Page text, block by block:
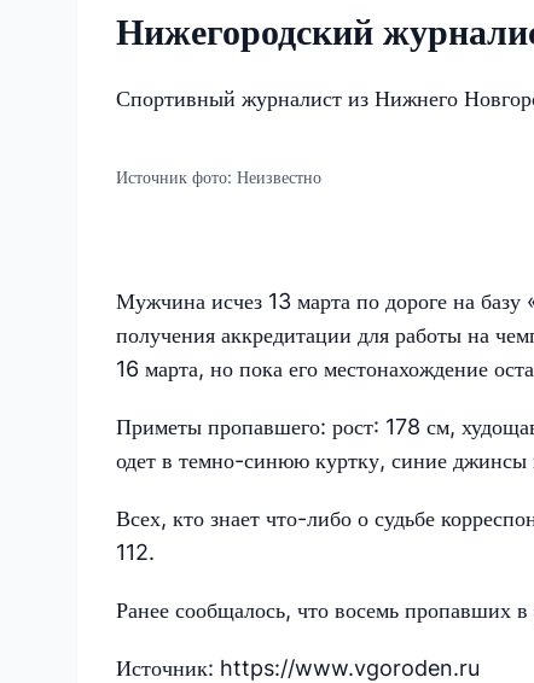
Нижегородский
Спортивный журналист из Нижнего
Источник фото: Неизвестно
Мужчина исчез 13 марта по дороге на
получения аккредитации для работы на
16 марта, но пока его местонахождение
Приметы пропавшего: рост: 178 см,
одет в темно-синюю куртку, синие джинсы
Всех, кто знает что-либо о судьбе
112.
Ранее сообщалось, что восемь пропавших
Источник: https://www.vgoroden.ru